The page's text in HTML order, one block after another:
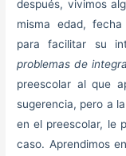
después, vivimos
misma edad,
para facilitar su
problemas de
preescolar al que
sugerencia, pero a
en el preescolar, le
caso. Aprendimos